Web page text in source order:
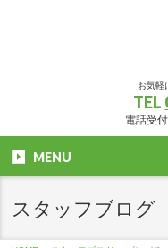
お気軽
TEL
電話受
MENU
スタッフブログ